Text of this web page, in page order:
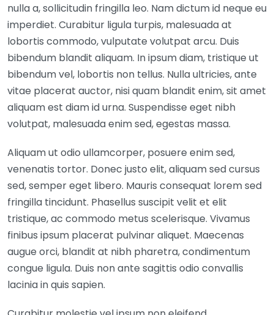
nulla a, sollicitudin fringilla leo. Nam dictum id neque eu
imperdiet. Curabitur ligula turpis, malesuada at
lobortis commodo, vulputate volutpat arcu. Duis
bibendum blandit aliquam. In ipsum diam, tristique ut
bibendum vel, lobortis non tellus. Nulla ultricies, ante
vitae placerat auctor, nisi quam blandit enim, sit amet
aliquam est diam id urna. Suspendisse eget nibh
volutpat, malesuada enim sed, egestas massa.
Aliquam ut odio ullamcorper, posuere enim sed,
venenatis tortor. Donec justo elit, aliquam sed cursus
sed, semper eget libero. Mauris consequat lorem sed
fringilla tincidunt. Phasellus suscipit velit et elit
tristique, ac commodo metus scelerisque. Vivamus
finibus ipsum placerat pulvinar aliquet. Maecenas
augue orci, blandit at nibh pharetra, condimentum
congue ligula. Duis non ante sagittis odio convallis
lacinia in quis sapien.